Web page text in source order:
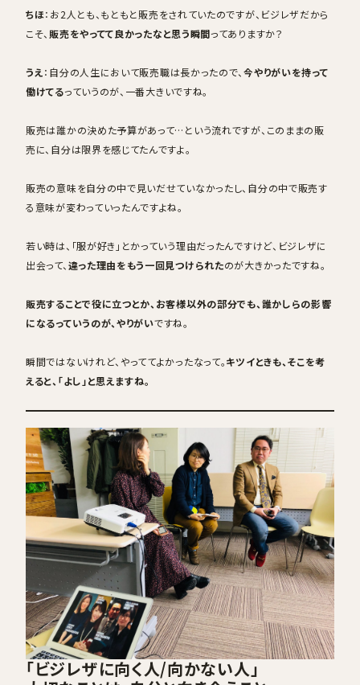
ちほ：お2人とも、もともと販売をされていたのですが、ビジレザだから
こそ、 販売をやってて良かったなと思う瞬間ってありますか？
うえ ：自分の人生において販売職は長かったので、今やりがいを持って
働けてるっていうのが、一番大きいですね。
販売は誰かの決めた予算があって…という流れですが、このままの販
売に、自分は限界を感じてたんですよ。
販売の意味を自分の中で見いだせていなかったし、自分の中で販売す
る意味が変わっていったんですよね。
若い時は、「服が好き」とかっていう理由だったんですけど、ビジレザに
出会って、 違った理由をもう一回見つけられたのが大きかったですね。
販売することで役に立つとか、お客様以外の部分でも、誰かしらの影響
になるっていうのが、やりがいですね。
瞬間ではないけれど、やっててよかったなって。キツイときも、そこを考
えると、「よし」と思えますね。
「ビジレザに向く人/向かない人」